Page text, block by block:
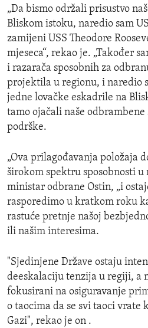
„Da bismo održali prisustvo
Bliskom istoku, naredio sam
zamijeni USS Theodore
mjeseca“, rekao je. „Također
i razarača sposobnih za
projektila u regionu, i naredio
jedne lovačke eskadrile na
tamo ojačali naše odbrambene
podrške.
„Ova prilagođavanja položaja
širokom spektru sposobnosti u
ministar odbrane Ostin, „i
rasporedimo u kratkom roku
rastuće pretnje našoj
ili našim interesima.
"Sjedinjene Države ostaju
deeskalaciju tenzija u regiji, a
fokusirani na osiguravanje
o taocima da se svi taoci vrate
Gazi", rekao je on .